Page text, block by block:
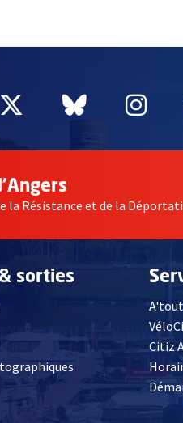
une nouvelle
Twitter
, Ouvre une
Bluesky
, Ouvre
,
la Résistance et de la
sorties
nouvelle fenêtre
A'tout
Citiz